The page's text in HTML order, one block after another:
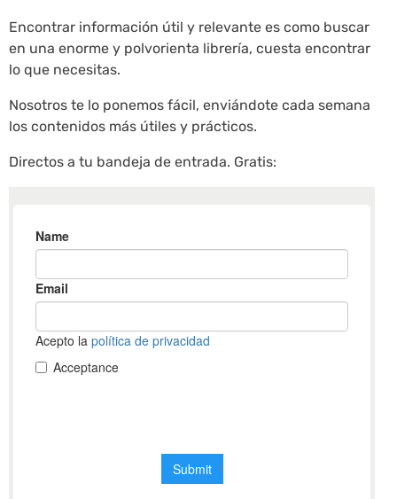
Encontrar información útil y relevante es como buscar
en una enorme y polvorienta librería, cuesta encontrar
lo que necesitas.
Nosotros te lo ponemos fácil, enviándote cada semana
los contenidos más útiles y prácticos.
Directos a tu bandeja de entrada. Gratis: